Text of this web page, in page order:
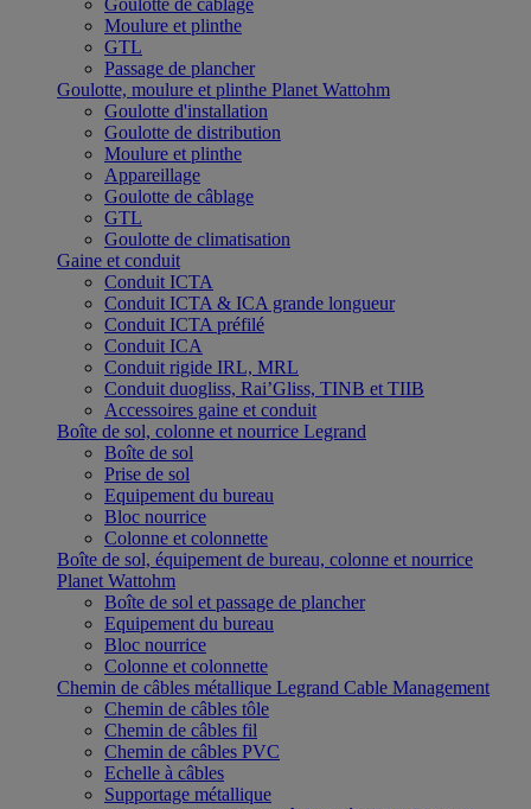
Goulotte de câblage
Moulure et plinthe
GTL
Passage de plancher
Goulotte, moulure et plinthe Planet Wattohm
Goulotte d'installation
Goulotte de distribution
Moulure et plinthe
Appareillage
Goulotte de câblage
GTL
Goulotte de climatisation
Gaine et conduit
Conduit ICTA
Conduit ICTA & ICA grande longueur
Conduit ICTA préfilé
Conduit ICA
Conduit rigide IRL, MRL
Conduit duogliss, Rai’Gliss, TINB et TIIB
Accessoires gaine et conduit
Boîte de sol, colonne et nourrice Legrand
Boîte de sol
Prise de sol
Equipement du bureau
Bloc nourrice
Colonne et colonnette
Boîte de sol, équipement de bureau, colonne et nourrice
Planet Wattohm
Boîte de sol et passage de plancher
Equipement du bureau
Bloc nourrice
Colonne et colonnette
Chemin de câbles métallique Legrand Cable Management
Chemin de câbles tôle
Chemin de câbles fil
Chemin de câbles PVC
Echelle à câbles
Supportage métallique